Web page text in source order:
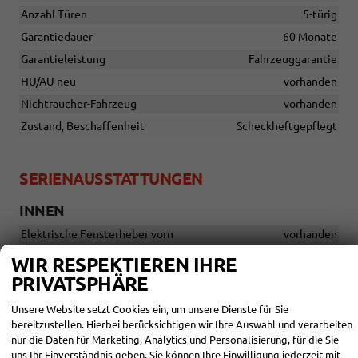
Anzahl Türen
5-türig
Garantiedauer
60 Monate
Garantieleistung
Fahrzeuggarantie
HU/AU neu
vorhanden
Nichtraucher-Fahrzeug
vorhanden
Zustand, Beschaffenheit
Scheckheftgepflegt
SERIENAUSSTATTUNGEN
INNEN
Elektrische Fensterheber vorn
vorhanden
Klimaanlage (manuell)
Leseleuchten vorn und hinten
Sonnenblenden auf Fahrer- und Beifahrerseite mit Make-up-
Spiegeln
vorhanden
WIR RESPEKTIEREN IHRE
PRIVATSPHÄRE
Unsere Website setzt Cookies ein, um unsere Dienste für Sie
bereitzustellen. Hierbei berücksichtigen wir Ihre Auswahl und verarbeiten
nur die Daten für Marketing, Analytics und Personalisierung, für die Sie
uns Ihr Einverständnis geben. Sie können Ihre Einwilligung jederzeit mit